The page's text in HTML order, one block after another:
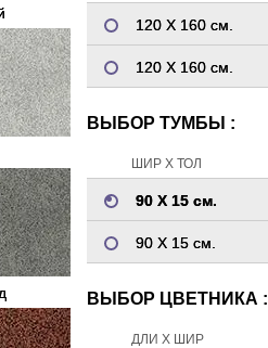
120 Х 160 см.
120 Х 160 см.
ВЫБОР ТУМБЫ :
ШИР Х ТОЛ
90 Х 15 см.
90 Х 15 см.
ВЫБОР ЦВЕТНИКА :
ДЛИ Х ШИР